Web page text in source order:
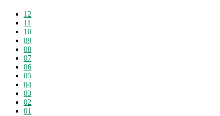
12
11
10
09
08
07
06
05
04
03
02
01